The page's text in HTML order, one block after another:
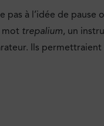
pas à l’idée de pause
mot trepalium, un
Ils permettraient